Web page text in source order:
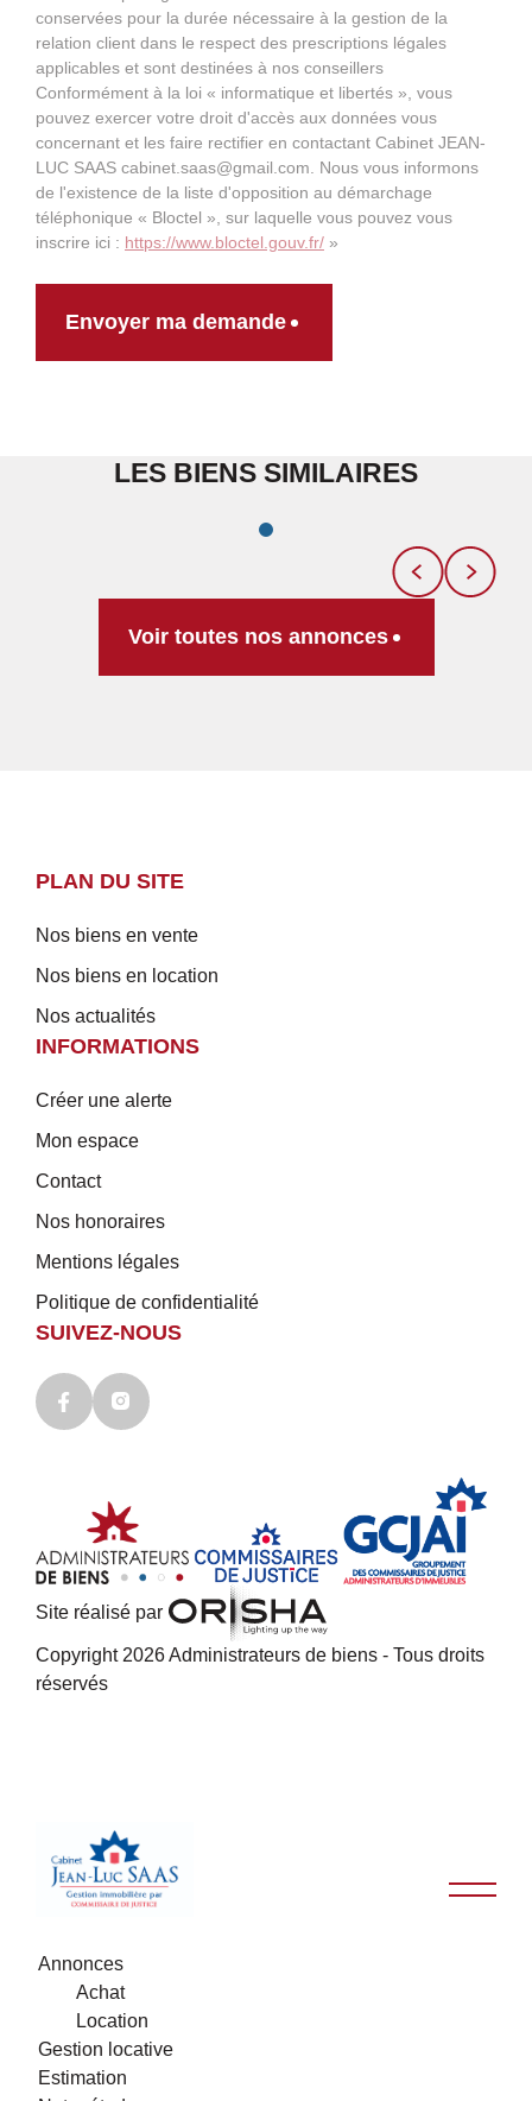
conservées pour la durée nécessaire à la gestion de la
relation client dans le respect des prescriptions légales
applicables et sont destinées à nos conseillers
Conformément à la loi « informatique et libertés », vous
pouvez exercer votre droit d'accès aux données vous
concernant et les faire rectifier en contactant Cabinet JEAN-
LUC SAAS cabinet.saas@gmail.com. Nous vous informons
de l'existence de la liste d'opposition au démarchage
téléphonique « Bloctel », sur laquelle vous pouvez vous
inscrire ici : https://www.bloctel.gouv.fr/ »
Envoyer ma demande
LES BIENS SIMILAIRES
Voir toutes nos annonces
PLAN DU SITE
Nos biens en vente
Nos biens en location
Nos actualités
INFORMATIONS
Créer une alerte
Mon espace
Contact
Nos honoraires
Mentions légales
Politique de confidentialité
SUIVEZ-NOUS
Site réalisé par
Copyright 2026 Administrateurs de biens - Tous droits
réservés
Annonces
Achat
Location
Gestion locative
Estimation